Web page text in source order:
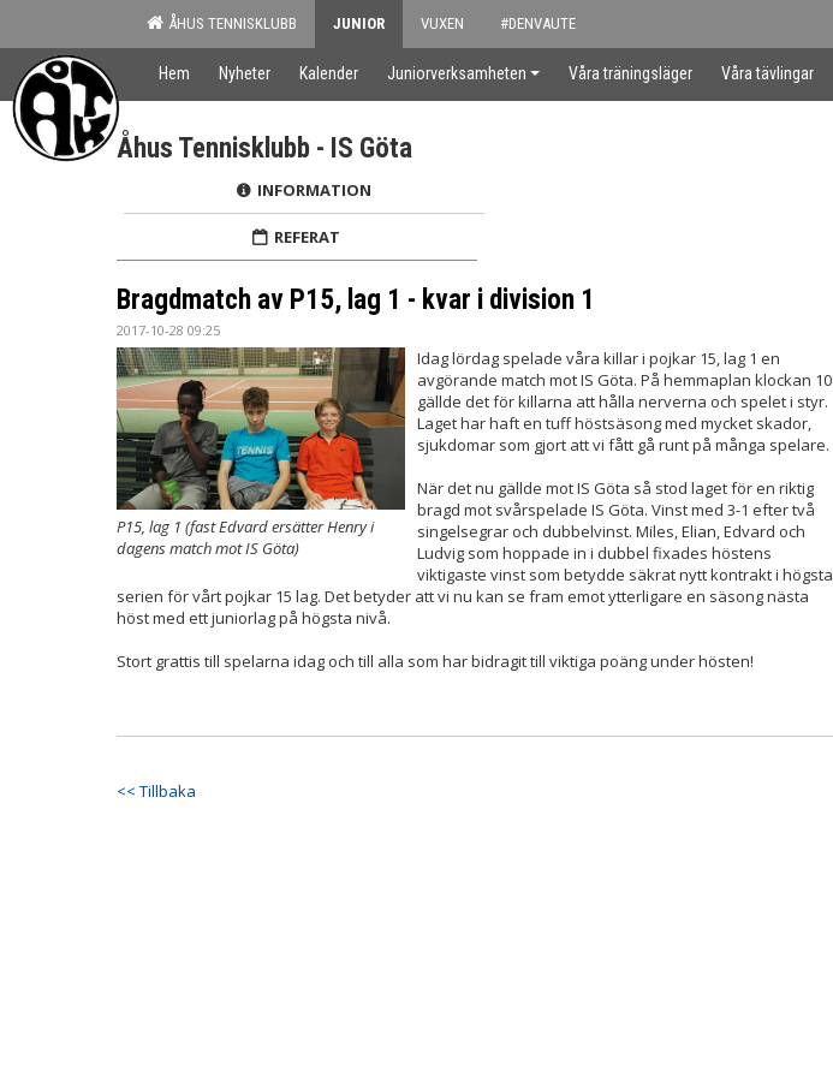
ÅHUS TENNISKLUBB JUNIOR VUXEN #DENVAUTE
Hem Nyheter Kalender Juniorverksamheten Våra träningsläger Våra tävlingar
Åhus Tennisklubb - IS Göta
INFORMATION
REFERAT
Bragdmatch av P15, lag 1 - kvar i division 1
2017-10-28 09:25
P15, lag 1 (fast Edvard ersätter Henry i
dagens match mot IS Göta)
Idag lördag spelade våra killar i pojkar 15, lag 1 en
avgörande match mot IS Göta. På hemmaplan klockan 10
gällde det för killarna att hålla nerverna och spelet i styr.
Laget har haft en tuff höstsäsong med mycket skador,
sjukdomar som gjort att vi fått gå runt på många spelare.
När det nu gällde mot IS Göta så stod laget för en riktig
bragd mot svårspelade IS Göta. Vinst med 3-1 efter två
singelsegrar och dubbelvinst. Miles, Elian, Edvard och
Ludvig som hoppade in i dubbel fixades höstens
viktigaste vinst som betydde säkrat nytt kontrakt i högsta
serien för vårt pojkar 15 lag. Det betyder att vi nu kan se fram emot ytterligare en säsong nästa
höst med ett juniorlag på högsta nivå.
Stort grattis till spelarna idag och till alla som har bidragit till viktiga poäng under hösten!
<< Tillbaka